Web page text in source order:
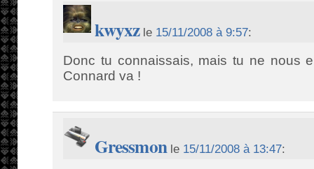
kwyxzle 15/11/2008 à 9:57:
Donc tu connaissais, mais tu ne nous
Connard va !
Gressmonle 15/11/2008 à 13:47: